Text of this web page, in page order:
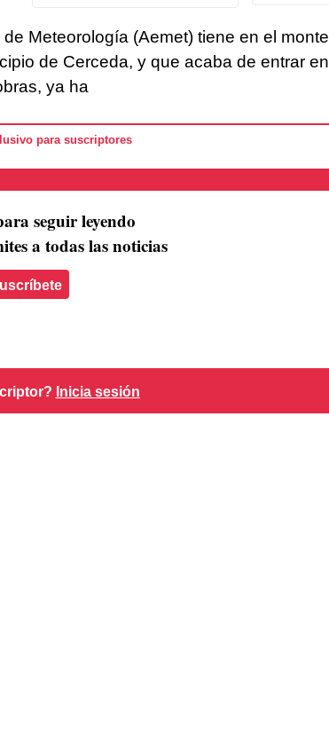
de Meteorología (Aemet) tiene en el monte
de Cerceda, y que acaba de entrar en
ya ha
para suscriptores
seguir leyendo
a todas las noticias
Inicia sesión